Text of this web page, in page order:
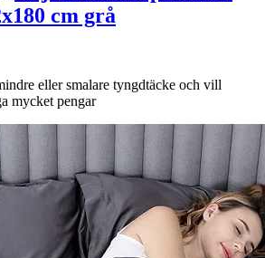
cm grå
eller smalare tyngdtäcke och vill
mycket pengar